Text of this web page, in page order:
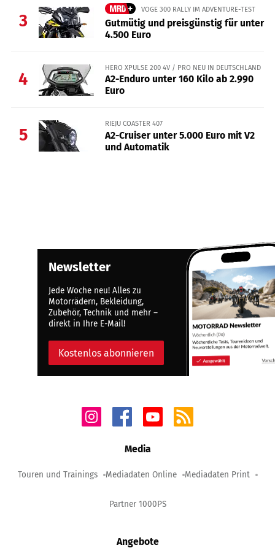
3
VOGE 300 RALLY IM ADVENTURE-TEST
Gutmütig und preisgünstig für unter
4.500 Euro
4
HERO XPULSE 200 4V / PRO NEU IN DEUTSCHLAND
A2-Enduro unter 160 Kilo ab 2.990
Euro
5
RIEJU COASTER 407
A2-Cruiser unter 5.000 Euro mit V2
und Automatik
Newsletter
Jede Woche neu! Alles zu
Motorrädern, Bekleidung,
Zubehör, Technik und mehr –
direkt in Ihre E-Mail!
Kostenlos abonnieren
Media
Touren und Trainings Mediadaten Online Mediadaten Print
Partner 1000PS
Angebote